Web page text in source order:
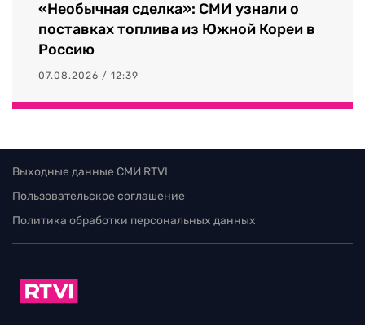
«Необычная сделка»: СМИ узнали о
поставках топлива из Южной Кореи в
Россию
07.08.2026 / 12:39
Выходные данные СМИ RTVI
Пользовательское соглашение
Политика обработки персональных данных